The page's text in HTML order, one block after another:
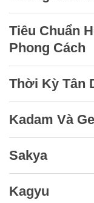
Tiêu Chuẩn
Phong Cách
Thời Kỳ Tân
Kadam Và
Sakya
Kagyu